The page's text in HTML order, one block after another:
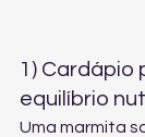
1) Cardápio
equilíbrio
Uma marmita